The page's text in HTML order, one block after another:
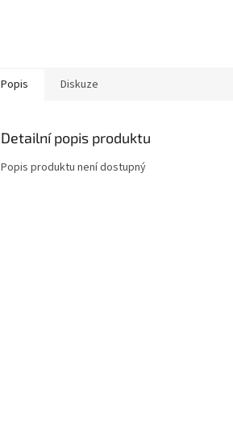
Popis Diskuze
Detailní popis produktu
Popis produktu není dostupný